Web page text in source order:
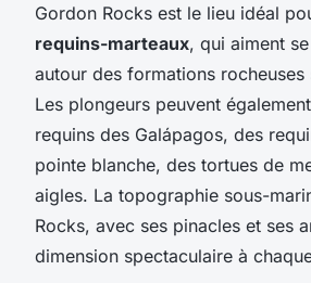
Gordon Rocks est le lieu idéal
requins-marteaux, qui aiment
autour des formations rocheuses
Les plongeurs peuvent
requins des Galápagos, des
pointe blanche, des tortues de
aigles. La topographie sous-
Rocks, avec ses pinacles et ses
dimension spectaculaire à